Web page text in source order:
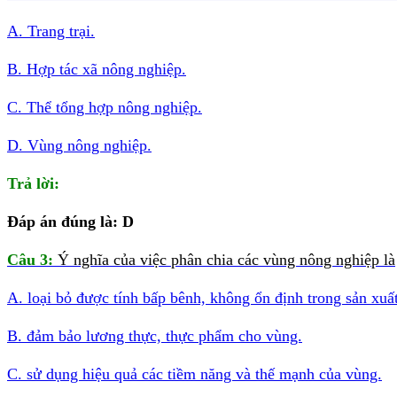
A. Trang trại.
B. Hợp tác xã nông nghiệp.
C. Thể tổng hợp nông nghiệp.
D. Vùng nông nghiệp.
Trả lời:
Đáp án đúng là: D
Câu 3: Ý nghĩa của việc phân chia các vùng nông nghiệp là
A. loại bỏ được tính bấp bênh, không ổn định trong sản
B. đảm bảo lương thực, thực phẩm cho vùng.
C. sử dụng hiệu quả các tiềm năng và thế mạnh của vùng.